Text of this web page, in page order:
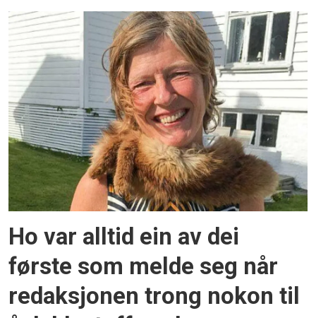
Ho var alltid ein av dei
første som melde seg når
redaksjonen trong nokon til